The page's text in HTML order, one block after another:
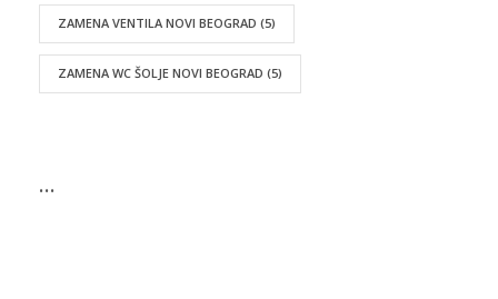
ZAMENA VENTILA NOVI BEOGRAD (5)
ZAMENA WC ŠOLJE NOVI BEOGRAD (5)
…